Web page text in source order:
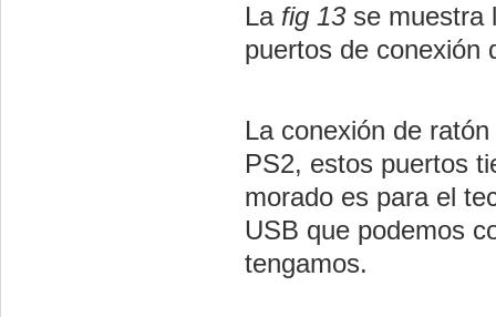
La fig 13 se muestra
puertos de
La conexión de
PS2, estos puertos
morado es para el
USB que podemos
tengamos.